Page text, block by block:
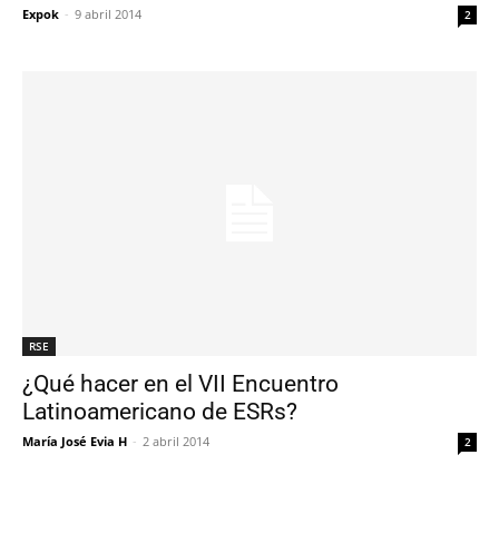
Expok - 9 abril 2014 2
RSE
¿Qué hacer en el VII Encuentro
Latinoamericano de ESRs?
María José Evia H - 2 abril 2014 2